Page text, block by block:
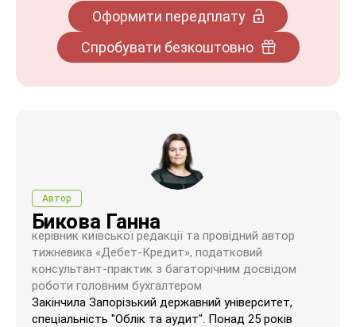
Оформити передплату
Спробувати безкоштовно
Автор
Бикова Ганна
керівник київської редакції та провідний автор
тижневика «Дебет-Кредит», податковий
консультант-практик з багаторічним досвідом
роботи головним бухгалтером
Закінчила Запорізький державний університет,
спеціальність "Облік та аудит". Понад 25 років